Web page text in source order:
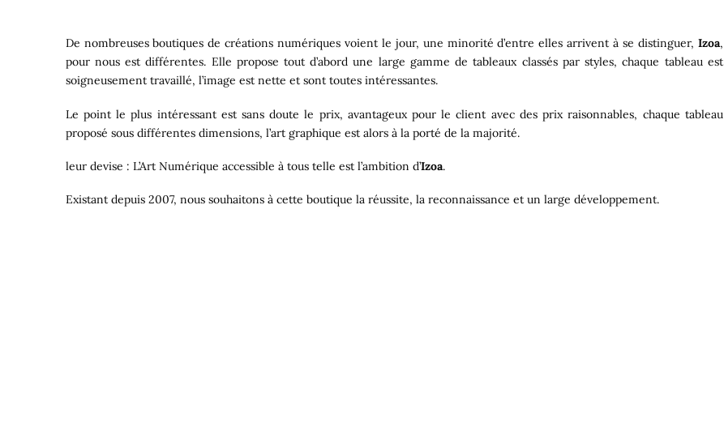
De nombreuses boutiques de créations numériques voient le jour, une minorité d’entre elles arrivent à se distinguer, Izoa,
pour nous est différentes. Elle propose tout d’abord une large gamme de tableaux classés par styles, chaque tableau est
soigneusement travaillé, l’image est nette et sont toutes intéressantes.
Le point le plus intéressant est sans doute le prix, avantageux pour le client avec des prix raisonnables, chaque tableau
proposé sous différentes dimensions, l’art graphique est alors à la porté de la majorité.
leur devise : L’Art Numérique accessible à tous telle est l’ambition d’Izoa.
Existant depuis 2007, nous souhaitons à cette boutique la réussite, la reconnaissance et un large développement.